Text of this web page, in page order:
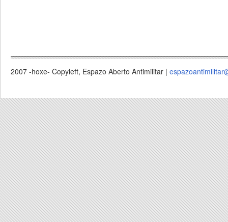
2007 -hoxe- Copyleft, Espazo Aberto Antimilitar |